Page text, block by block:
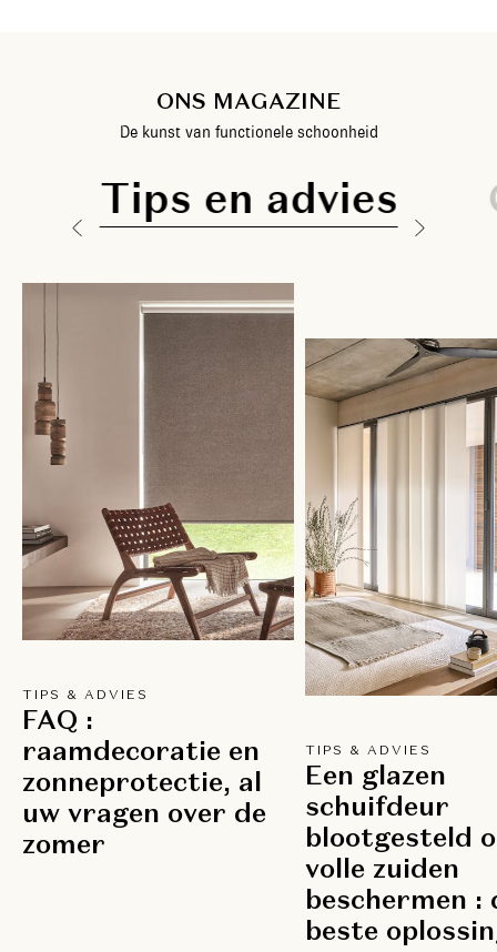
ONS MAGAZINE
De kunst van functionele schoonheid
Tips en advies
TIPS & ADVIES
FAQ :
raamdecoratie en
zonneprotectie, al
uw vragen over de
zomer
TIPS & ADVIES
Een glazen
schuifdeur
blootgesteld
volle zuiden
beschermen :
beste